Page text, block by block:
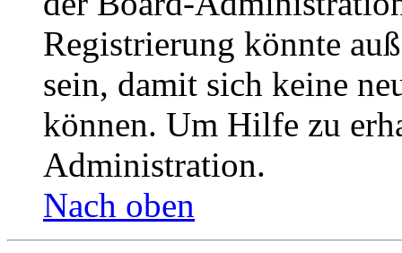
Registrierung könnte
sein, damit sich keine
können. Um Hilfe zu
Administration.
Nach oben